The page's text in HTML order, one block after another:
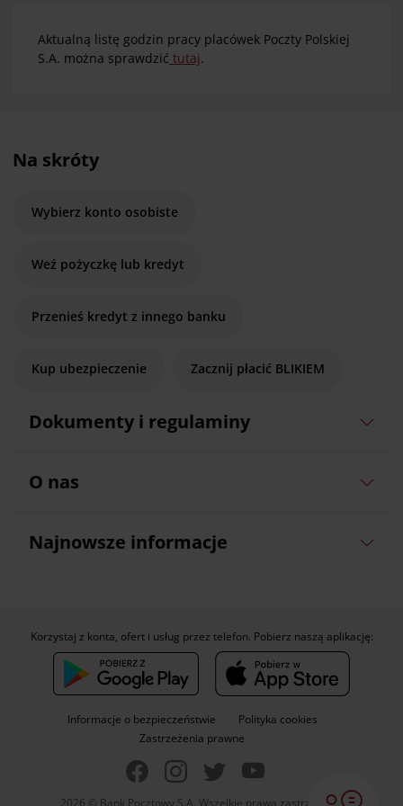
Aktualną listę godzin pracy placówek Poczty Polskiej
S.A. można sprawdzić tutaj.
Na skróty
Wybierz konto osobiste
Weź pożyczkę lub kredyt
Przenieś kredyt z innego banku
Kup ubezpieczenie Zacznij płacić BLIKIEM
Dokumenty i regulaminy
O nas
Najnowsze informacje
Informacje o bezpieczeństwie
Polityka cookies
Zastrzeżenia prawne
Korzystaj z konta, ofert i usług przez telefon. Pobierz naszą aplikację: